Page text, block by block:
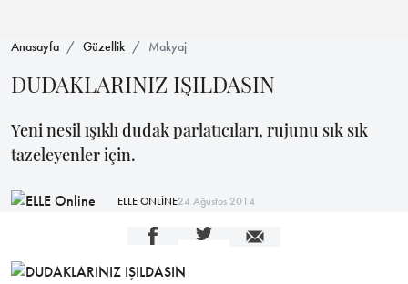
Anasayfa Güzellik Makyaj
DUDAKLARINIZ IŞILDASIN
Yeni nesil ışıklı dudak parlatıcıları, rujunu sık sık
tazeleyenler için.
ELLE ONLİNE24 Ağustos 2014